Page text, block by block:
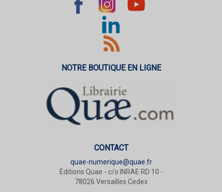
NOTRE BOUTIQUE EN LIGNE
CONTACT
quae-numerique@quae.fr
Éditions Quae - c/o INRAE RD 10 -
78026 Versailles Cedex